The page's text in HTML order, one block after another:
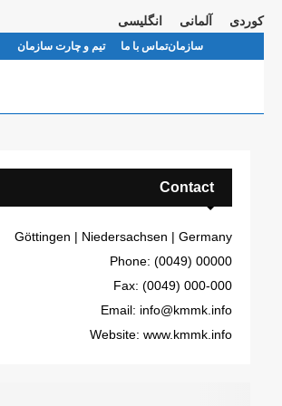
کوردی آلمانی
انگلیسی
سازمانتماس با ما تیم و چارت سازمان
Contact
Göttingen | Niedersachsen | Germany
Phone: (0049) 00000
Fax: (0049) 000-000
Email: info@kmmk.info
Website: www.kmmk.info